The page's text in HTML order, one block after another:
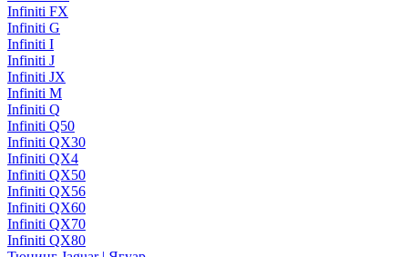
Infiniti FX
Infiniti G
Infiniti I
Infiniti J
Infiniti JX
Infiniti M
Infiniti Q
Infiniti Q50
Infiniti QX30
Infiniti QX4
Infiniti QX50
Infiniti QX56
Infiniti QX60
Infiniti QX70
Infiniti QX80